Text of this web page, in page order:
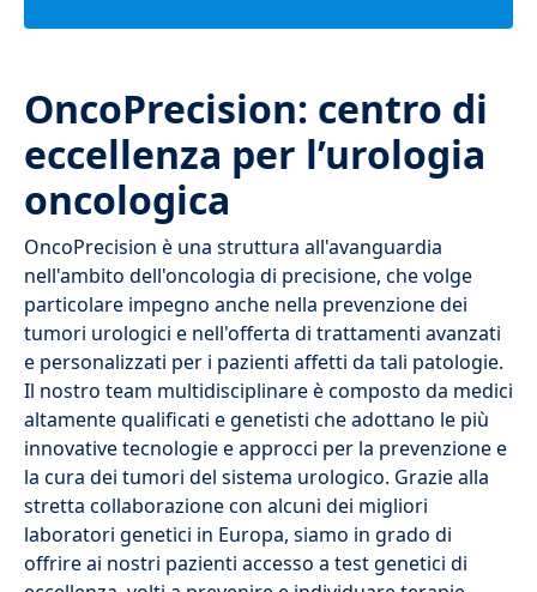
OncoPrecision: centro di
eccellenza per l’urologia
oncologica
OncoPrecision è una struttura all'avanguardia
nell'ambito dell'oncologia di precisione, che volge
particolare impegno anche nella prevenzione dei
tumori urologici e nell'offerta di trattamenti avanzati
e personalizzati per i pazienti affetti da tali patologie.
Il nostro team multidisciplinare è composto da medici
altamente qualificati e genetisti che adottano le più
innovative tecnologie e approcci per la prevenzione e
la cura dei tumori del sistema urologico. Grazie alla
stretta collaborazione con alcuni dei migliori
laboratori genetici in Europa, siamo in grado di
offrire ai nostri pazienti accesso a test genetici di